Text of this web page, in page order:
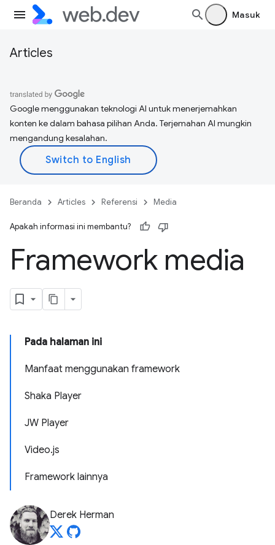
Masuk
Articles
Google menggunakan teknologi AI untuk menerjemahkan
konten ke dalam bahasa pilihan Anda. Terjemahan AI mungkin
mengandung kesalahan.
Beranda Articles Referensi Media
Apakah informasi ini membantu?
Framework media
Pada halaman ini
Manfaat menggunakan framework
Shaka Player
JW Player
Video.js
Framework lainnya
Derek Herman